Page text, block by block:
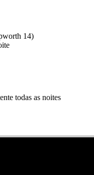
14)
todas as noites